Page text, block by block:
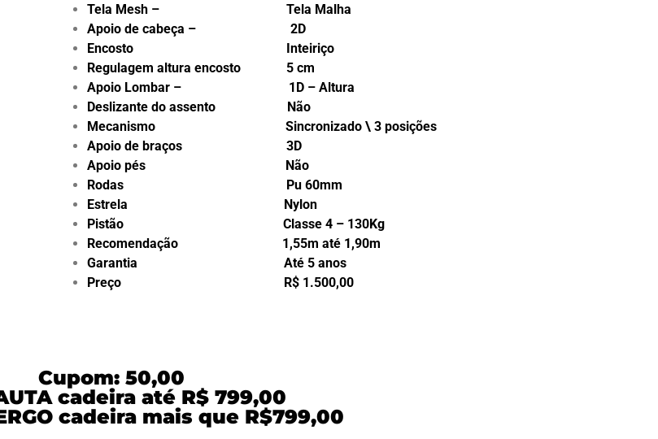
Tela Mesh – Tela Malha
Apoio de cabeça – 2D
Encosto Inteiriço
Regulagem altura encosto 5 cm
Apoio Lombar – 1D – Altura
Deslizante do assento Não
Mecanismo Sincronizado \ 3 posições
Apoio de braços 3D
Apoio pés Não
Rodas Pu 60mm
Estrela Nylon
Pistão Classe 4 – 130Kg
Recomendação 1,55m até 1,90m
Garantia Até 5 anos
Preço R$ 1.500,00
Cupom: 50,00
cadeira até R$ 799,00
cadeira mais que R$799,00